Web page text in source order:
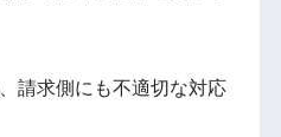
請求側にも不適切な対応